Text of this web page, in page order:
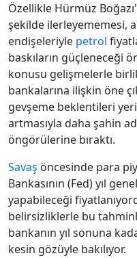
Özellikle Hürmüz
şekilde ilerleyememesi,
endişeleriyle petrol
baskıların güçleneceği
konusu gelişmelerle
bankalarına ilişkin öne
gevşeme beklentileri
artmasıyla daha şahin
öngörülerine bıraktı.
Savaş öncesinde para
Bankasının (Fed) yıl
yapabileceği
belirsizliklerle bu
bankanın yıl sonuna
kesin gözüyle bakılıyor.